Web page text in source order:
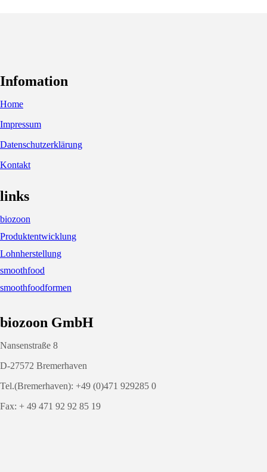
Infomation
Home
Impressum
Datenschutzerklärung
Kontakt
links
biozoon
Produktentwicklung
Lohnherstellung
smoothfood
smoothfoodformen
biozoon GmbH
Nansenstraße 8
D-27572 Bremerhaven
Tel.(Bremerhaven): +49 (0)471 929285 0
Fax: + 49 471 92 92 85 19